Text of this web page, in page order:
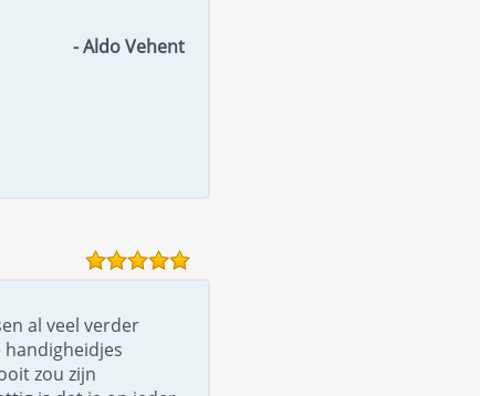
- Aldo Vehent
al veel verder
handigheidjes
zou zijn